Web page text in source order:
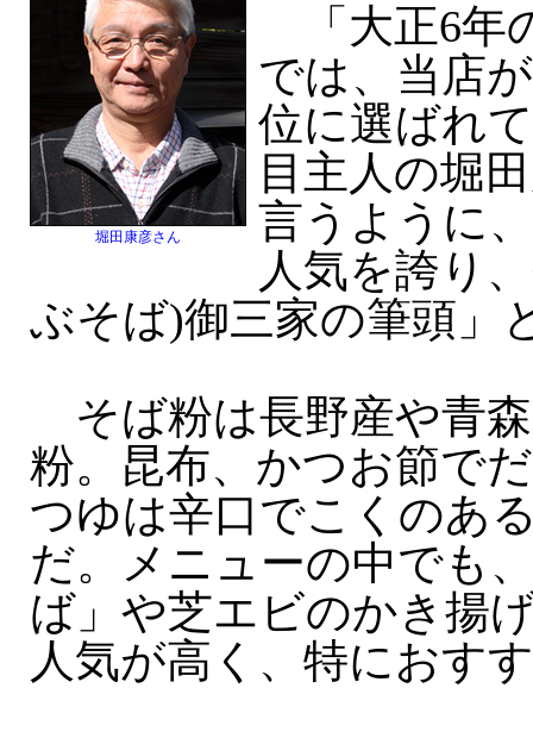
堀田康彦さん
「大正6年
では、当店
位に選ばれ
目主人の堀
言うように
人気を誇り
ぶそば)御三家の筆頭」
そば粉は長野産や青
粉。昆布、かつお節で
つゆは辛口でこくのあ
だ。メニューの中でも
ば」や芝エビのかき揚
人気が高く、特におす